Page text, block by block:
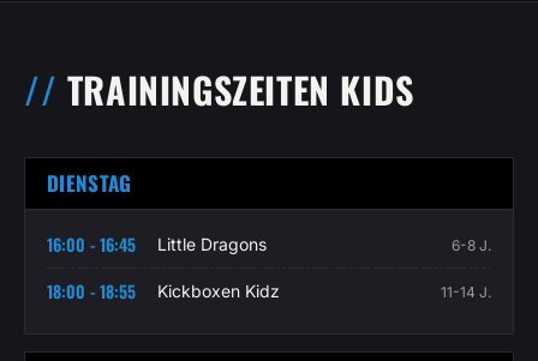
TRAININGSZEITEN KIDS
DIENSTAG
16:00 - 16:45 Little Dragons 6-8 J.
18:00 - 18:55 Kickboxen Kidz 11-14 J.